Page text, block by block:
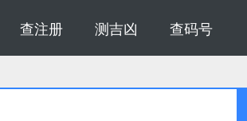
查注册 测吉凶 查码号